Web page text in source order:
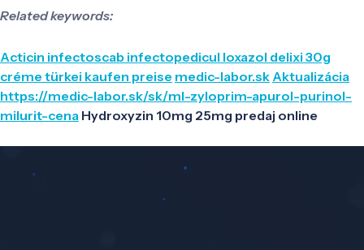
Related keywords:
Acticin infectoscab infectopedicul loxazol delixi 30g
créme türkei kaufen preise medic-labor.sk Aktualizácia
https://medic-labor.sk/sk/ml-zyloprim-apurol-purinol-
milurit-cena Hydroxyzin 10mg 25mg predaj online